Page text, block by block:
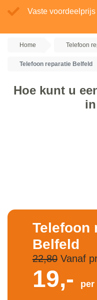
Vaste voordeelprijs
Home Telefoon
Telefoon reparatie Belfeld
Hoe kunt u
Telefoon
Belfeld
22,80Vanaf
19,- per